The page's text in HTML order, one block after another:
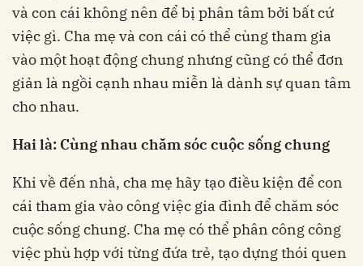
và con cái không nên để bị phân tâm bởi bất cứ
việc gì. Cha mẹ và con cái có thể cùng tham gia
vào một hoạt động chung nhưng cũng có thể đơn
giản là ngồi cạnh nhau miễn là dành sự quan tâm
cho nhau.
Hai là: Cùng nhau chăm sóc cuộc sống chung
Khi về đến nhà, cha mẹ hãy tạo điều kiện để con
cái tham gia vào công việc gia đình để chăm sóc
cuộc sống chung. Cha mẹ có thể phân công công
việc phù hợp với từng đứa trẻ, tạo dựng thói quen